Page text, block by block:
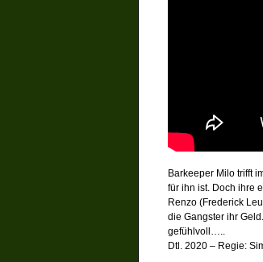
Barkeeper Milo trifft
für ihn ist. Doch ihre
Renzo (Frederick
die Gangster ihr
gefühlvoll…..
Dtl. 2020 – Regie: